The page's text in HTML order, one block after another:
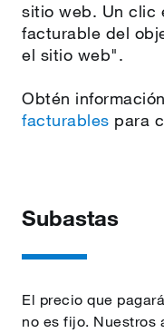
sitio web. Un clic
facturable del
el sitio web".
Obtén
facturables para
Subastas
El precio que
no es fijo. Nuestros